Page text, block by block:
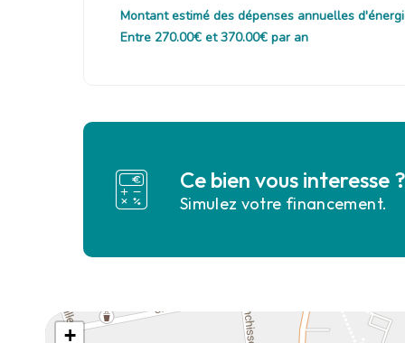
Montant estimé des dépenses annuelles
Entre 270.00€ et 370.00€ par an
Ce bien vous interesse ?
Simulez votre financement.
+